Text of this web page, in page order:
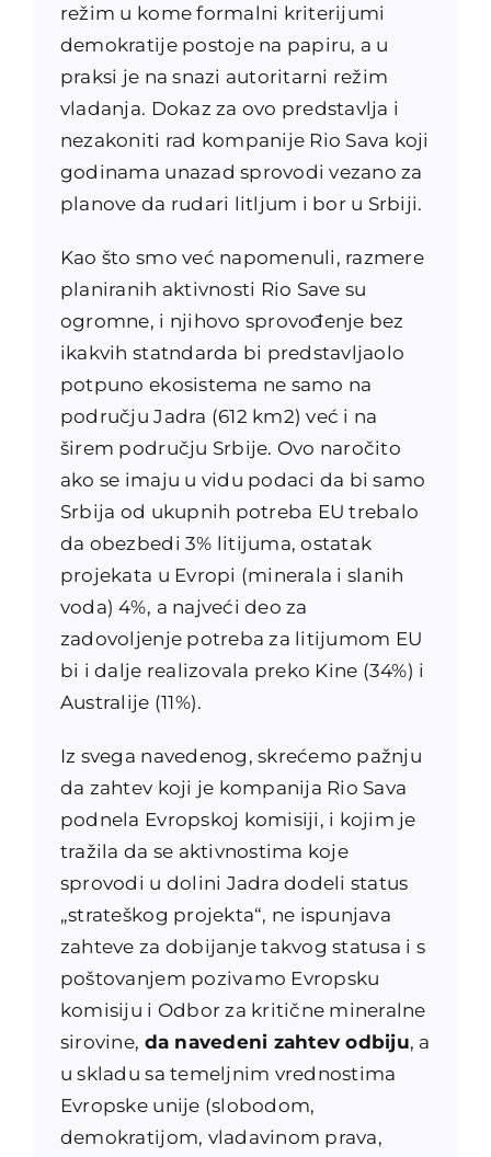
režim u kome formalni kriterijumi
demokratije postoje na papiru, a u
praksi je na snazi autoritarni režim
vladanja. Dokaz za ovo predstavlja i
nezakoniti rad kompanije Rio Sava koji
godinama unazad sprovodi vezano za
planove da rudari litljum i bor u Srbiji.
Kao što smo već napomenuli, razmere
planiranih aktivnosti Rio Save su
ogromne, i njihovo sprovođenje bez
ikakvih statndarda bi predstavljaolo
potpuno ekosistema ne samo na
području Jadra (612 km2) već i na
širem području Srbije. Ovo naročito
ako se imaju u vidu podaci da bi samo
Srbija od ukupnih potreba EU trebalo
da obezbedi 3% litijuma, ostatak
projekata u Evropi (minerala i slanih
voda) 4%, a najveći deo za
zadovoljenje potreba za litijumom EU
bi i dalje realizovala preko Kine (34%) i
Australije (11%).
Iz svega navedenog, skrećemo pažnju
da zahtev koji je kompanija Rio Sava
podnela Evropskoj komisiji, i kojim je
tražila da se aktivnostima koje
sprovodi u dolini Jadra dodeli status
„strateškog projekta“, ne ispunjava
zahteve za dobijanje takvog statusa i s
poštovanjem pozivamo Evropsku
komisiju i Odbor za kritične mineralne
sirovine, da navedeni zahtev odbiju, a
u skladu sa temeljnim vrednostima
Evropske unije (slobodom,
demokratijom, vladavinom prava,